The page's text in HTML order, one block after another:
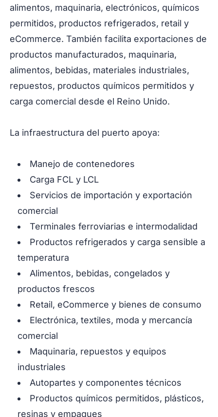
alimentos, maquinaria, electrónicos, químicos
permitidos, productos refrigerados, retail y
eCommerce. También facilita exportaciones de
productos manufacturados, maquinaria,
alimentos, bebidas, materiales industriales,
repuestos, productos químicos permitidos y
carga comercial desde el Reino Unido.
La infraestructura del puerto apoya:
Manejo de contenedores
Carga FCL y LCL
Servicios de importación y exportación
comercial
Terminales ferroviarias e intermodalidad
Productos refrigerados y carga sensible a
temperatura
Alimentos, bebidas, congelados y
productos frescos
Retail, eCommerce y bienes de consumo
Electrónica, textiles, moda y mercancía
comercial
Maquinaria, repuestos y equipos
industriales
Autopartes y componentes técnicos
Productos químicos permitidos, plásticos,
resinas y empaques